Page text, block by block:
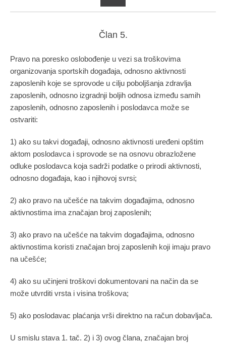
Član 5.
Pravo na poresko oslobođenje u vezi sa troškovima
organizovanja sportskih događaja, odnosno aktivnosti
zaposlenih koje se sprovode u cilju poboljšanja zdravlja
zaposlenih, odnosno izgradnji boljih odnosa između samih
zaposlenih, odnosno zaposlenih i poslodavca može se
ostvariti:
1) ako su takvi događaji, odnosno aktivnosti uređeni opštim
aktom poslodavca i sprovode se na osnovu obrazložene
odluke poslodavca koja sadrži podatke o prirodi aktivnosti,
odnosno događaja, kao i njihovoj svrsi;
2) ako pravo na učešće na takvim događajima, odnosno
aktivnostima ima značajan broj zaposlenih;
3) ako pravo na učešće na takvim događajima, odnosno
aktivnostima koristi značajan broj zaposlenih koji imaju pravo
na učešće;
4) ako su učinjeni troškovi dokumentovani na način da se
može utvrditi vrsta i visina troškova;
5) ako poslodavac plaćanja vrši direktno na račun dobavljača.
U smislu stava 1. tač. 2) i 3) ovog člana, značajan broj